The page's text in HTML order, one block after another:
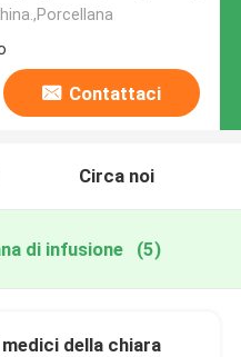
Contattaci
Circa noi
di infusione (5)
della chiara